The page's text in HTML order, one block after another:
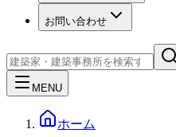
お問い合わせ
MENU
ホーム